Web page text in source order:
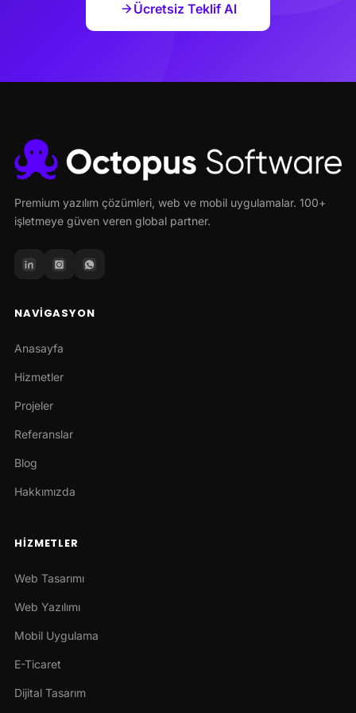
Ücretsiz Teklif Al
Premium yazılım çözümleri, web ve mobil uygulamalar. 100+
işletmeye güven veren global partner.
NAVIGASYON
Anasayfa
Hizmetler
Projeler
Referanslar
Blog
Hakkımızda
HIZMETLER
Web Tasarımı
Web Yazılımı
Mobil Uygulama
E-Ticaret
Dijital Tasarım